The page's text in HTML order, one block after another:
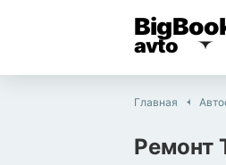
avto
Главная
Ремонт